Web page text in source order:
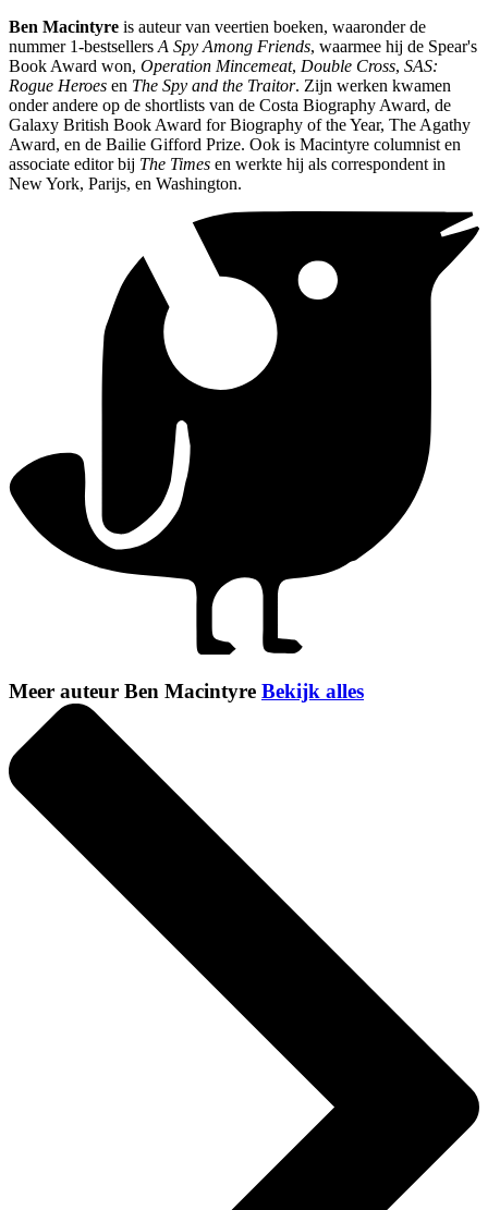
Ben Macintyre is auteur van veertien boeken, waaronder de
nummer 1-bestsellers A Spy Among Friends, waarmee hij de Spear's
Book Award won, Operation Mincemeat, Double Cross, SAS:
Rogue Heroes en The Spy and the Traitor. Zijn werken kwamen
onder andere op de shortlists van de Costa Biography Award, de
Galaxy British Book Award for Biography of the Year, The Agathy
Award, en de Bailie Gifford Prize. Ook is Macintyre columnist en
associate editor bij The Times en werkte hij als correspondent in
New York, Parijs, en Washington.
Meer auteur Ben Macintyre Bekijk alles